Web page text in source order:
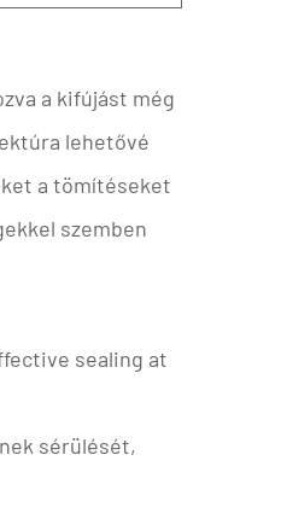
a kifújást még
lehetővé
a tömítéseket
szemben
sealing at
sérülését,